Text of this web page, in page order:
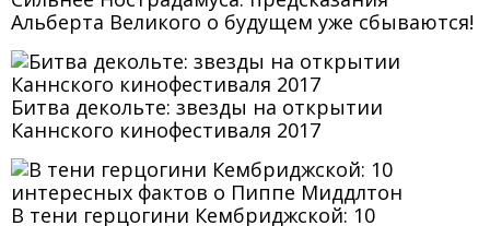
Альберта Великого о будущем уже сбываются!
Битва декольте: звезды на открытии
Каннского кинофестиваля 2017
В тени герцогини Кембриджской: 10